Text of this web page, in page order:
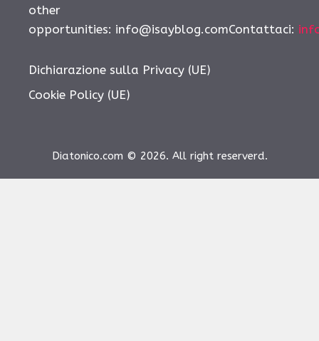
other
opportunities: info@isayblog.comContattaci:
Dichiarazione sulla Privacy (UE)
Cookie Policy (UE)
Diatonico.com © 2026. All right reserverd.